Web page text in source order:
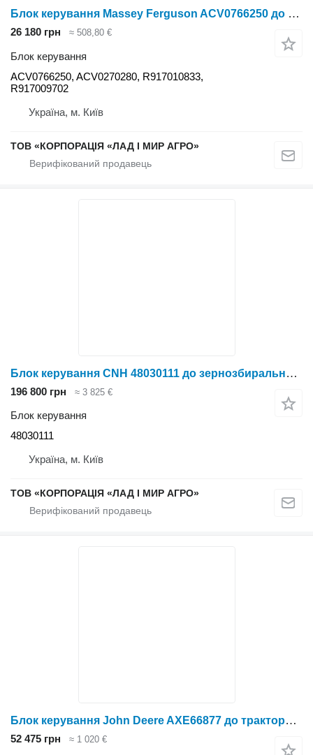
Блок керування Massey Ferguson ACV0766250 до трактора Massey Ferguson
26 180 грн ≈ 508,80 €
Блок керування
ACV0766250, ACV0270280, R917010833,
R917009702
Україна, м. Київ
ТОВ «КОРПОРАЦІЯ «ЛАД І МИР АГРО»
Блок керування CNH 48030111 до зернозбирального комбайна Case IH
196 800 грн ≈ 3 825 €
Блок керування
48030111
Україна, м. Київ
ТОВ «КОРПОРАЦІЯ «ЛАД І МИР АГРО»
Блок керування John Deere AXE66877 до трактора колісного John Deere
52 475 грн ≈ 1 020 €